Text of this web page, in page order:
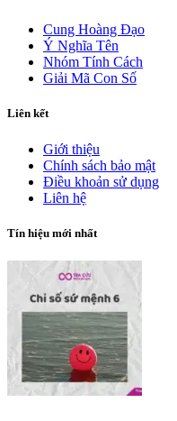
Cung Hoàng Đạo
Ý Nghĩa Tên
Nhóm Tính Cách
Giải Mã Con Số
Liên kết
Giới thiệu
Chính sách bảo mật
Điều khoản sử dụng
Liên hệ
Tín hiệu mới nhất